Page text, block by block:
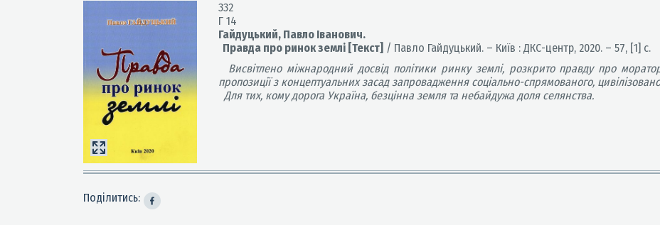
332
Г 14
Гайдуцький, Павло Іванович.
Правда про ринок землі [Текст] / Павло Гайдуцький. – Київ : ДКС-центр, 2020. – 57, [1] с.
Висвітлено міжнародний досвід політики ринку землі, розкрито правду про
пропозиції з концептуальних засад запровадження соціально-спрямованого,
Для тих, кому дорога Україна, безцінна земля та небайдужа доля селянства.
Поділитись: